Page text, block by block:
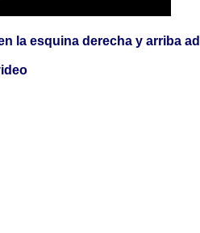
la esquina derecha y arriba